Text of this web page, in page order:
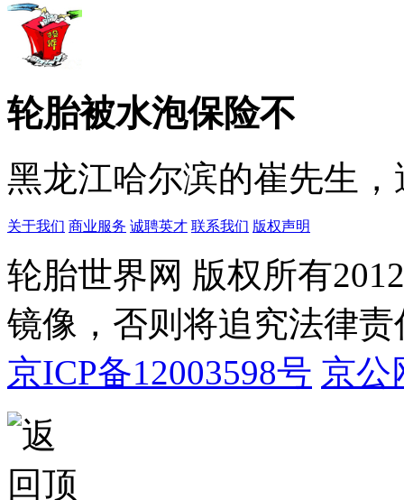
轮胎被水泡保险不
黑龙江哈尔滨的崔先生
关于我们 商业服务 诚聘英才 联系我们 版权声明
轮胎世界网 版权所有
镜像，否则将追究法律责
京ICP备12003598号 京公